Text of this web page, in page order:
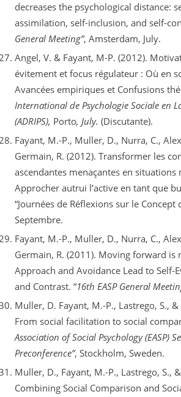
decreases the psychological distance:
assimilation, self-inclusion, and self-
General Meeting”, Amsterdam, July.
Angel, V. & Fayant, M-P. (2012).
évitement et focus régulateur : Où en
Avancées empiriques et Confusions
International de Psychologie Sociale en
(ADRIPS), Porto, July. (Discutante).
Fayant, M.-P., Muller, D., Nurra, C.,
Germain, R. (2012). Transformer les
ascendantes menaçantes en situations
Approcher autrui l’active en tant que
“Journées de Réflexions sur le Concept
Septembre.
Fayant, M.-P., Muller, D., Nurra, C.,
Germain, R. (2011). Moving forward is
Approach and Avoidance Lead to Self-
and Contrast. “16th EASP General
Muller, D. Fayant, M.-P., Lastrego, S.,
From social facilitation to social
Association of Social Psychology (EASP)
Preconference”, Stockholm, Sweden.
Muller, D., Fayant, M.-P., Lastrego, S.,
Combining Social Comparison and